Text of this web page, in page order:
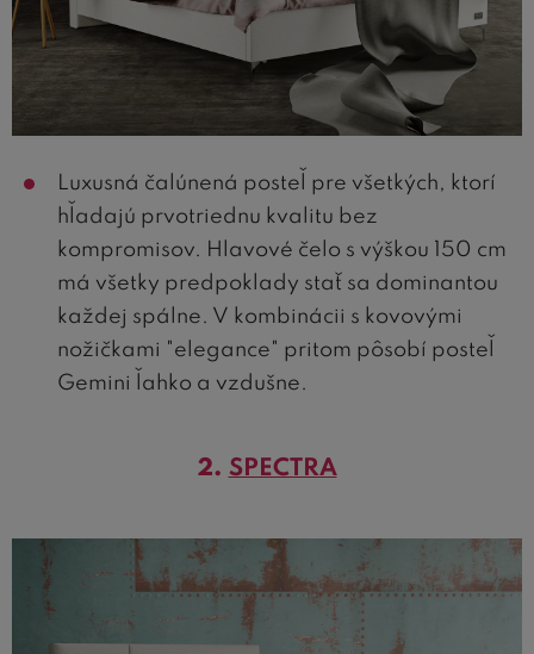
Luxusná čalúnená posteľ pre všetkých, ktorí
hľadajú prvotriednu kvalitu bez
kompromisov. Hlavové čelo s výškou 150 cm
má všetky predpoklady stať sa dominantou
každej spálne. V kombinácii s kovovými
nožičkami "elegance" pritom pôsobí posteľ
Gemini ľahko a vzdušne.
2. SPECTRA